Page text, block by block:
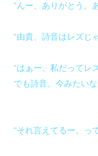
“んー、ありがとう。
“由貴、詩音はレズじ
“はぁー、私だってレ
でも詩音、今みたい
“それ言えてるー。っ